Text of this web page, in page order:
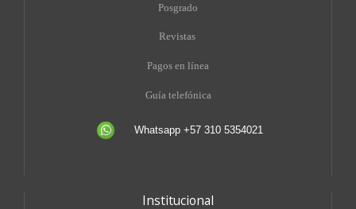
Posgrado
Revistas
Pagos en línea
Guía telefónica
Whatsapp +57 310 5354021
Institucional